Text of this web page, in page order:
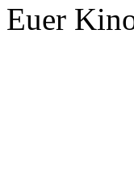
Euer